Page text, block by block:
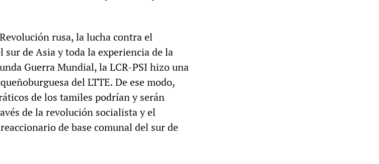
rusa, la lucha contra el
de Asia y toda la experiencia de la
Guerra Mundial, la LCR-PSI hizo una
del LTTE. De ese modo,
de los tamiles podrían y serán
de la revolución socialista y el
de base comunal del sur de